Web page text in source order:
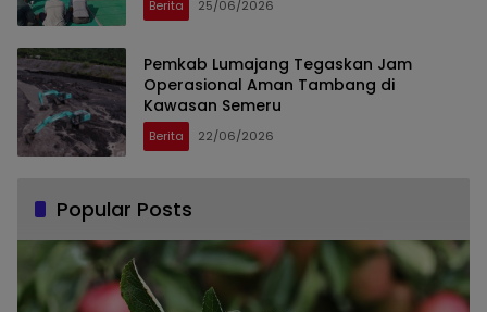
Berita 25/06/2026
Pemkab Lumajang Tegaskan Jam
Operasional Aman Tambang di
Kawasan Semeru
Berita 22/06/2026
Popular Posts